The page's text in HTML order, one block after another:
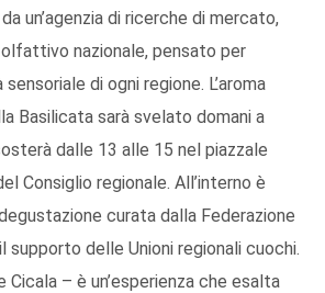
un’agenzia di ricerche di mercato,
nazionale, pensato per
di ogni regione. L’aroma
Basilicata sarà svelato domani a
dalle 13 alle 15 nel piazzale
Consiglio regionale. All’interno è
curata dalla Federazione
supporto delle Unioni regionali cuochi.
Cicala – è un’esperienza che esalta